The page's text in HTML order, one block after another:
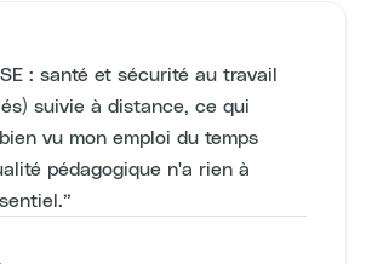
: santé et sécurité au travail
suivie à distance, ce qui
vu mon emploi du temps
pédagogique n'a rien à
”